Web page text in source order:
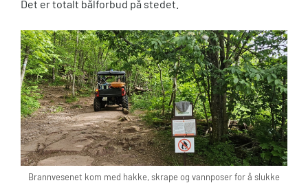
Det er totalt bålforbud på stedet.
Brannvesenet kom med hakke, skrape og vannposer for å slukke